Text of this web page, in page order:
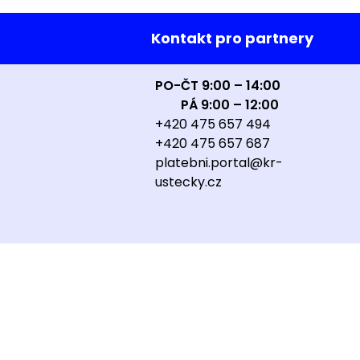
Kontakt pro partnery
PO-ČT 9:00 – 14:00
PÁ 9:00 – 12:00
+420 475 657 494
+420 475 657 687
platebni.portal@kr-
ustecky.cz